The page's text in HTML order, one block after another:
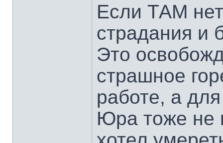
Если ТАМ
страдания и
Это
страшное
работе, а
Юра тоже не